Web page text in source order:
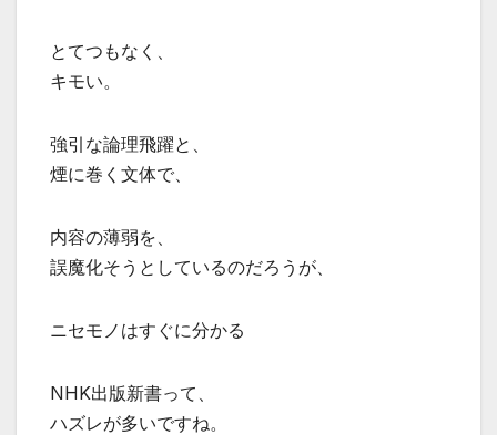
とてつもなく、
キモい。
強引な論理飛躍と、
煙に巻く文体で、
内容の薄弱を、
誤魔化そうとしているのだろうが、
ニセモノはすぐに分かる
NHK出版新書って、
ハズレが多いですね。